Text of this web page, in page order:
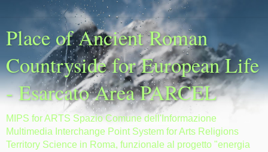
Place of Ancient Roman
Countryside for European Life
- Esarcato Area PARCEL
MIPS for ARTS Spazio Comune dell'Informazione
Multimedia Interchange Point System for Arts Religions
Territory Science in Roma, funzionale al progetto "energia